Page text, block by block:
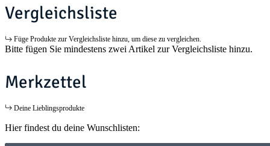
Vergleichsliste
Füge Produkte zur Vergleichsliste hinzu, um diese zu vergleichen.
Bitte fügen Sie mindestens zwei Artikel zur Vergleichsliste hinzu.
Merkzettel
Deine Lieblingsprodukte
Hier findest du deine Wunschlisten: